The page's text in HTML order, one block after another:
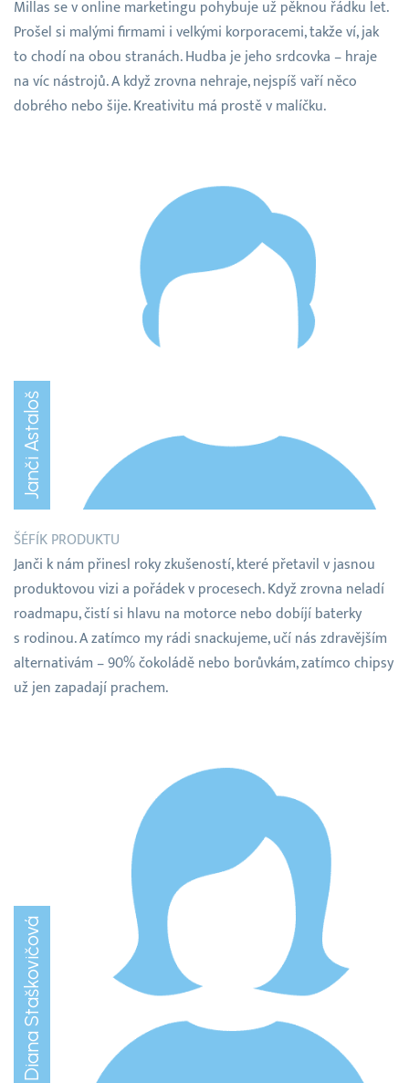
Millas se v online marketingu pohybuje už pěknou řádku let.
Prošel si malými firmami i velkými korporacemi, takže ví, jak
to chodí na obou stranách. Hudba je jeho srdcovka – hraje
na víc nástrojů. A když zrovna nehraje, nejspíš vaří něco
dobrého nebo šije. Kreativitu má prostě v malíčku.
Janči Astaloš
ŠÉFÍK PRODUKTU
Janči k nám přinesl roky zkušeností, které přetavil v jasnou
produktovou vizi a pořádek v procesech. Když zrovna neladí
roadmapu, čistí si hlavu na motorce nebo dobíjí baterky
s rodinou. A zatímco my rádi snackujeme, učí nás zdravějším
alternativám – 90% čokoládě nebo borůvkám, zatímco chipsy
už jen zapadají prachem.
Diana Staškovičová